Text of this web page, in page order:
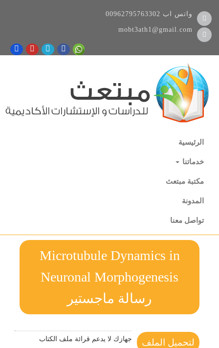
00962795763302 واتس اب
mobt3ath1@gmail.com
الرئيسية
خدماتنا
مكتبة مبتعث
المدونة
تواصل معنا
Microtubule Dynamics in
Neuronal Morphogenesis
رسالة ماجستير
لتحميل الملف جهازك لا يدعم قرائة ملف الكتاب